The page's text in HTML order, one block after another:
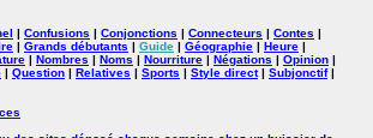
| Confusions | Conjonctions | Connecteurs | Contes |
| Grands débutants | Guide | Géographie | Heure |
| Nombres | Noms | Nourriture | Négations | Opinion |
| Question | Relatives | Sports | Style direct| Subjonctif|